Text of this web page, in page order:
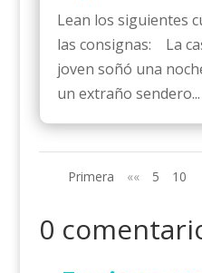
Lean los siguientes
las consignas: La
joven soñó una
un extraño sendero...
Primera «« 5 10
0